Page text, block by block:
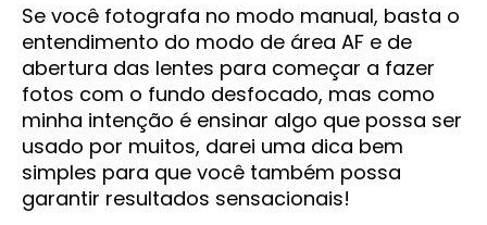
Se você fotografa no modo manual, basta o
entendimento do modo de área AF e de
abertura das lentes para começar a fazer
fotos com o fundo desfocado, mas como
minha intenção é ensinar algo que possa ser
usado por muitos, darei uma dica bem
simples para que você também possa
garantir resultados sensacionais!